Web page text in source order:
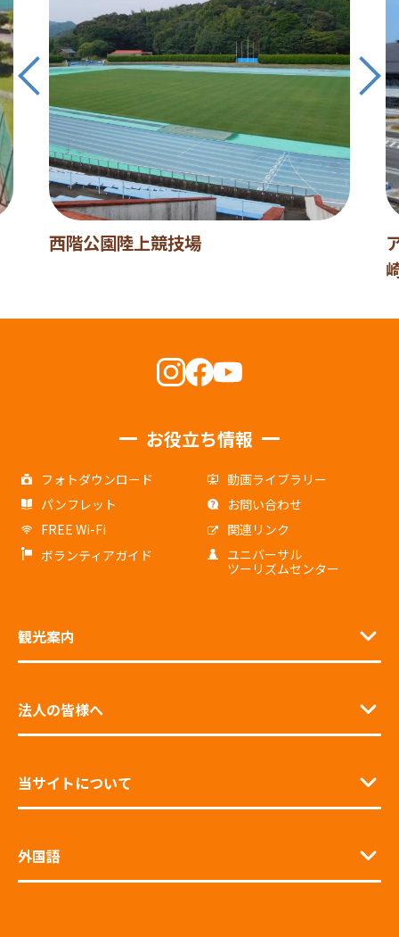
西階公園陸上競技場
お役立ち情報
フォトダウンロード
動画ライブラリー
パンフレット
お問い合わせ
FREE Wi-Fi
関連リンク
ボランティアガイド
ユニバーサル
ツーリズムセンター
観光案内
法人の皆様へ
当サイトについて
外国語